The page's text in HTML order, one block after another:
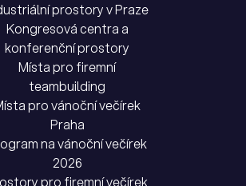
prostory v Praze
Kongresová centra a
konferenční prostory
Místa pro firemní
teambuilding
pro vánoční večírek
Praha
na vánoční večírek
2026
pro firemní večírek